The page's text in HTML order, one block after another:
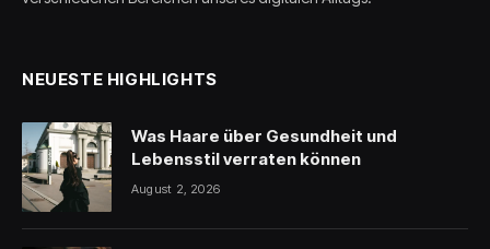
NEUESTE HIGHLIGHTS
Was Haare über Gesundheit und
Lebensstil verraten können
August 2, 2026